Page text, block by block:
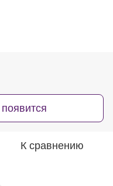
К сравнению